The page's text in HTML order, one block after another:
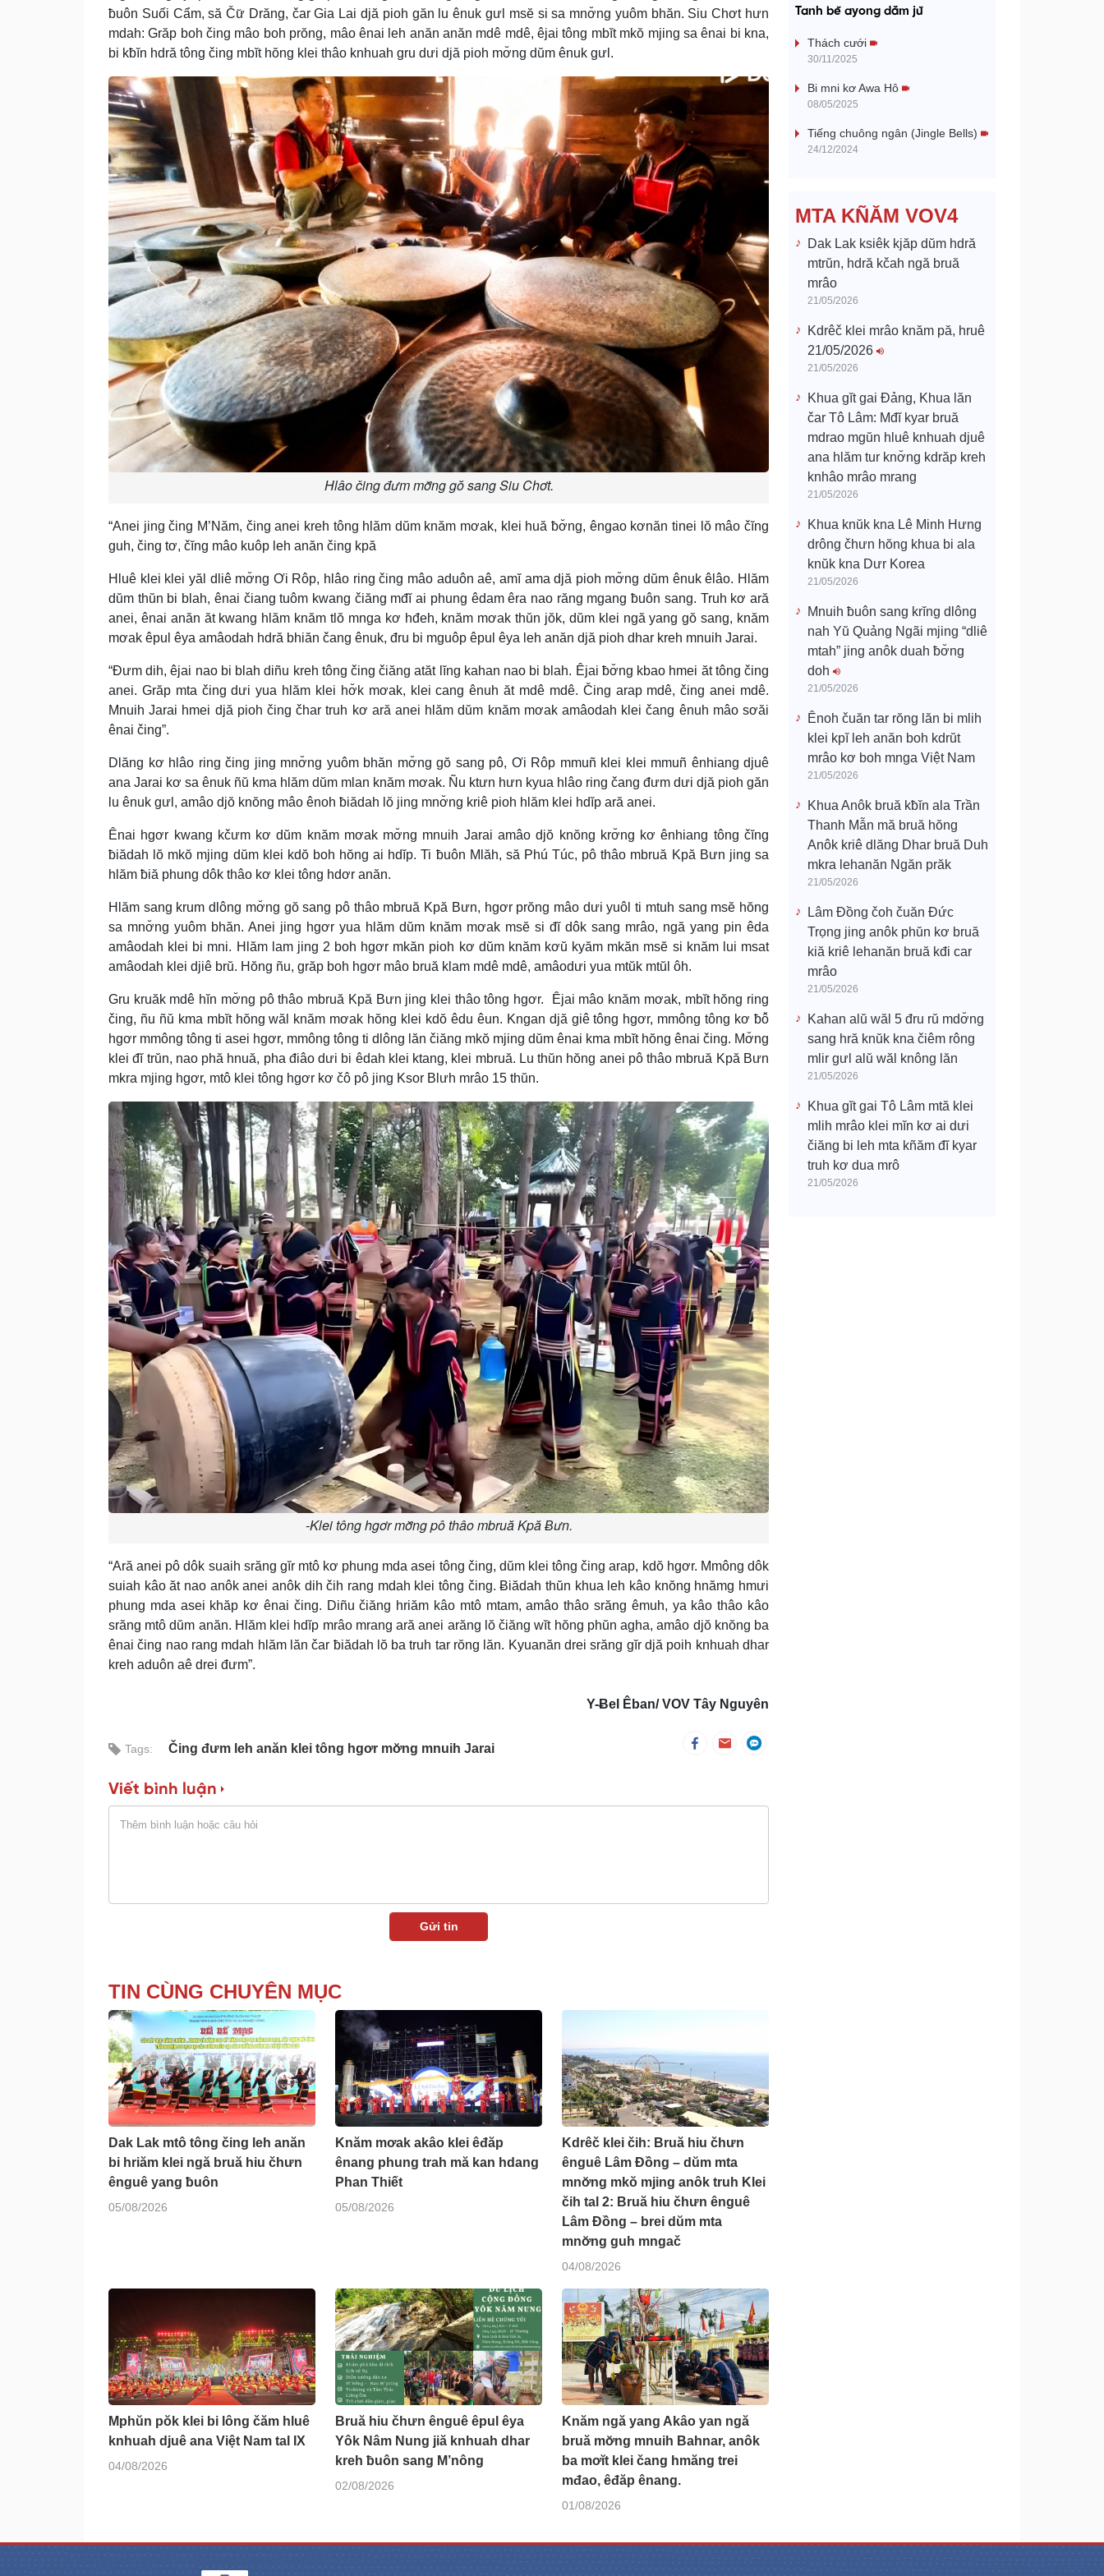
ƀuôn Suối Cẩm, să Čư̆ Drăng, čar Gia Lai djă pioh găn lu ênuk gưl msĕ si sa mnơ̆ng yuôm bhăn. Siu Chơt hưn
mdah: Grăp boh čing mâo boh prŏng, mâo ênai leh anăn anăn mdê mdê, êjai tông mbĭt mkŏ mjing sa ênai bi kna,
bi kƀĭn hdră tông čing mbĭt hŏng klei thâo knhuah gru dưi djă pioh mơ̆ng dŭm ênuk gưl.
Hlâo čing đưm mơ̆ng gŏ sang Siu Chơt.
“Anei jing čing M’Năm, čing anei kreh tông hlăm dŭm knăm mơak, klei huă ƀơ̆ng, êngao kơnăn tinei lŏ mâo čĭng
guh, čing tơ, čĭng mâo kuôp leh anăn čing kpă
Hluê klei klei yăl dliê mơ̆ng Ơi Rôp, hlâo ring čing mâo aduôn aê, amĭ ama djă pioh mơ̆ng dŭm ênuk êlâo. Hlăm
dŭm thŭn bi blah, ênai čiang tuôm kwang čiăng mđĭ ai phung êdam êra nao răng mgang ƀuôn sang. Truh kơ ară
anei, ênai anăn ăt kwang hlăm knăm tlŏ mnga kơ hđeh, knăm mơak thŭn jŏk, dŭm klei ngă yang gŏ sang, knăm
mơak êpul êya amâodah hdră bhiăn čang ênuk, đru bi mguôp êpul êya leh anăn djă pioh dhar kreh mnuih Jarai.
“Đưm dih, êjai nao bi blah diñu kreh tông čing čiăng atăt lĭng kahan nao bi blah. Êjai ƀơ̆ng kbao hmei ăt tông čing
anei. Grăp mta čing dưi yua hlăm klei hơ̆k mơak, klei cang ênuh ăt mdê mdê. Čing arap mdê, čing anei mdê.
Mnuih Jarai hmei djă pioh čing čhar truh kơ ară anei hlăm dŭm knăm mơak amâodah klei čang ênuh mâo sơăi
ênai čing”.
Dlăng kơ hlâo ring čing jing mnơ̆ng yuôm bhăn mơ̆ng gŏ sang pô, Ơi Rôp mmuñ klei klei mmuñ ênhiang djuê
ana Jarai kơ sa ênuk ñŭ kma hlăm dŭm mlan knăm mơak. Ñu ktưn hưn kyua hlâo ring čang đưm dưi djă pioh găn
lu ênuk gưl, amâo djŏ knŏng mâo ênoh ƀiădah lŏ jing mnơ̆ng kriê pioh hlăm klei hdĭp ară anei.
Ênai hgơr kwang kčưm kơ dŭm knăm mơak mơ̆ng mnuih Jarai amâo djŏ knŏng krơ̆ng kơ ênhiang tông čĭng
ƀiădah lŏ mkŏ mjing dŭm klei kdŏ boh hŏng ai hdĭp. Ti ƀuôn Mlăh, să Phú Túc, pô thâo mbruă Kpă Bưn jing sa
hlăm ƀiă phung dôk thâo kơ klei tông hdơr anăn.
Hlăm sang krum dlông mơ̆ng gŏ sang pô thâo mbruă Kpă Bưn, hgơr prŏng mâo dưi yuôl ti mtuh sang msĕ hŏng
sa mnơ̆ng yuôm bhăn. Anei jing hgơr yua hlăm dŭm knăm mơak msĕ si đĭ dôk sang mrâo, ngă yang pin êda
amâodah klei bi mni. Hlăm lam jing 2 boh hgơr mkăn pioh kơ dŭm knăm kơŭ kyăm mkăn msĕ si knăm lui msat
amâodah klei djiê brŭ. Hŏng ñu, grăp boh hgơr mâo bruă klam mdê mdê, amâodưi yua mtŭk mtŭl ôh.
Gru kruăk mdê hĭn mơ̆ng pô thâo mbruă Kpă Bưn jing klei thâo tông hgơr. Êjai mâo knăm mơak, mbĭt hŏng ring
čing, ñu ñŭ kma mbĭt hŏng wăl knăm mơak hŏng klei kdŏ êdu êun. Kngan djă giê tông hgơr, mmông tông kơ ƀô̆
hgơr mmông tông ti asei hgơr, mmông tông ti dlông lăn čiăng mkŏ mjing dŭm ênai kma mbĭt hŏng ênai čing. Mơ̆ng
klei đĭ trŭn, nao phă hnuă, pha điâo dưi bi êdah klei ktang, klei mbruă. Lu thŭn hŏng anei pô thâo mbruă Kpă Bưn
mkra mjing hgơr, mtô klei tông hgơr kơ čô pô jing Ksor Blưh mrâo 15 thŭn.
-Klei tông hgơr mơ̆ng pô thâo mbruă Kpă Ƀưn.
“Ară anei pô dôk suaih srăng gĭr mtô kơ phung mda asei tông čing, dŭm klei tông čing arap, kdŏ hgơr. Mmông dôk
suiah kâo ăt nao anôk anei anôk dih čih rang mdah klei tông čing. Ƀiădah thŭn khua leh kâo knŏng hnămg hmưi
phung mda asei khăp kơ ênai čing. Diñu čiăng hriăm kâo mtô mtam, amâo thâo srăng êmuh, ya kâo thâo kâo
srăng mtô dŭm anăn. Hlăm klei hdĭp mrâo mrang ară anei arăng lŏ čiăng wĭt hŏng phŭn agha, amâo djŏ knŏng ba
ênai čing nao rang mdah hlăm lăn čar ƀiădah lŏ ba truh tar rŏng lăn. Kyuanăn drei srăng gĭr djă poih knhuah dhar
kreh aduôn aê drei đưm”.
Y-Ƀel Êban/ VOV Tây Nguyên
Tags: Čing đưm leh anăn klei tông hgơr mơ̆ng mnuih Jarai
Viết bình luận
TIN CÙNG CHUYÊN MỤC
Dak Lak mtô tông čing leh anăn
bi hriăm klei ngă bruă hiu čhưn
ênguê yang ƀuôn
05/08/2026
Knăm mơak akâo klei êđăp
ênang phung trah mă kan hdang
Phan Thiết
05/08/2026
Kdrêč klei čih: Bruă hiu čhưn
ênguê Lâm Đồng – dŭm mta
mnơ̆ng mkŏ mjing anôk truh Klei
čih tal 2: Bruă hiu čhưn ênguê
Lâm Đồng – brei dŭm mta
mnơ̆ng guh mngač
04/08/2026
Mphŭn pŏk klei bi lông čăm hluê
knhuah djuê ana Việt Nam tal IX
04/08/2026
Bruă hiu čhưn ênguê êpul êya
Yôk Nâm Nung jiă knhuah dhar
kreh ƀuôn sang M’nông
02/08/2026
Knăm ngă yang Akâo yan ngă
bruă mơ̆ng mnuih Bahnar, anôk
ba mơĭt klei čang hmăng trei
mđao, êđăp ênang.
01/08/2026
a
V
o
Tanh bĕ ayong dăm jŭ
Thách cưới
30/11/2025
Bi mni kơ Awa Hô
08/05/2025
Tiếng chuông ngân (Jingle Bells)
24/12/2024
MTA KÑĂM VOV4
Dak Lak ksiêk kjăp dŭm hdră
mtrŭn, hdră kčah ngă bruă
mrâo
21/05/2026
Kdrêč klei mrâo knăm pă, hruê
21/05/2026
21/05/2026
Khua gĭt gai Đảng, Khua lăn
čar Tô Lâm: Mđĭ kyar bruă
mdrao mgŭn hluê knhuah djuê
ana hlăm tur knơ̆ng kdrăp kreh
knhâo mrâo mrang
21/05/2026
Khua knŭk kna Lê Minh Hưng
drông čhưn hŏng khua bi ala
knŭk kna Dưr Korea
21/05/2026
Mnuih ƀuôn sang krĭng dlông
nah Yŭ Quảng Ngãi mjing “dliê
mtah” jing anôk duah ƀơ̆ng
doh
21/05/2026
Ênoh čuăn tar rŏng lăn bi mlih
klei kpĭ leh anăn boh kdrŭt
mrâo kơ boh mnga Việt Nam
21/05/2026
Khua Anôk bruă kƀĭn ala Trần
Thanh Mẫn mă bruă hŏng
Anôk kriê dlăng Dhar bruă Duh
mkra lehanăn Ngăn prăk
21/05/2026
Lâm Đồng čoh čuăn Đức
Trọng jing anôk phŭn kơ bruă
kiă kriê lehanăn bruă kđi car
mrâo
21/05/2026
Kahan alŭ wăl 5 đru rŭ mdơ̆ng
sang hră knŭk kna čiêm rông
mlir gưl alŭ wăl knông lăn
21/05/2026
Khua gĭt gai Tô Lâm mtă klei
mlih mrâo klei mĭn kơ ai dưi
čiăng bi leh mta kñăm đĭ kyar
truh kơ dua mrô
21/05/2026